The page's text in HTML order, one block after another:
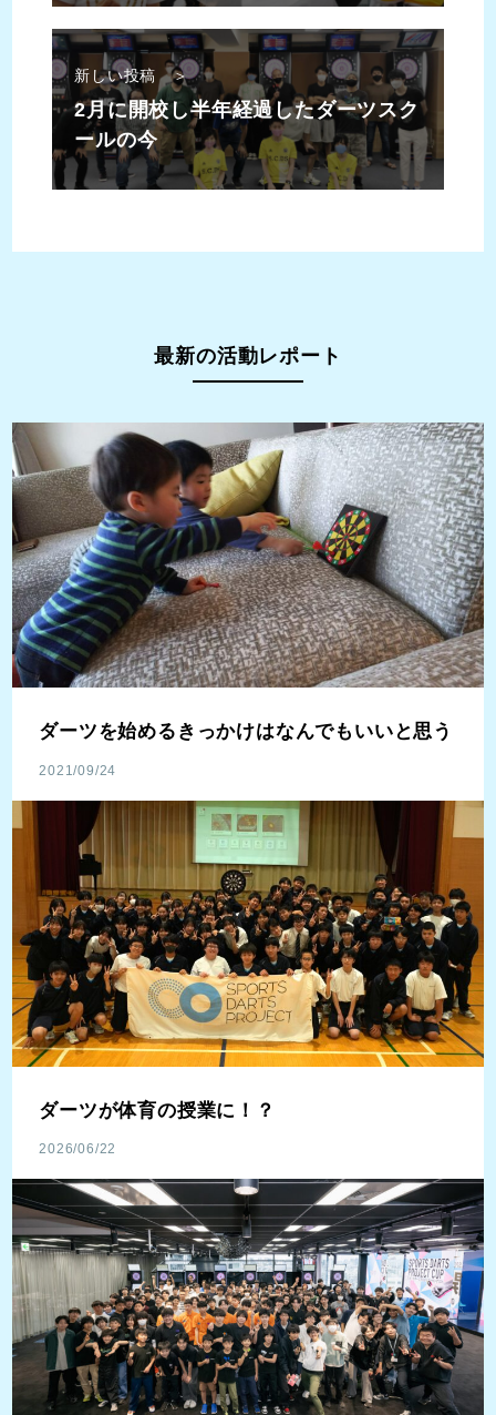
新しい投稿 ＞
2月に開校し半年経過したダーツスク
ールの今
最新の活動レポート
ダーツを始めるきっかけはなんでもいいと思う
2021/09/24
ダーツが体育の授業に！？
2026/06/22